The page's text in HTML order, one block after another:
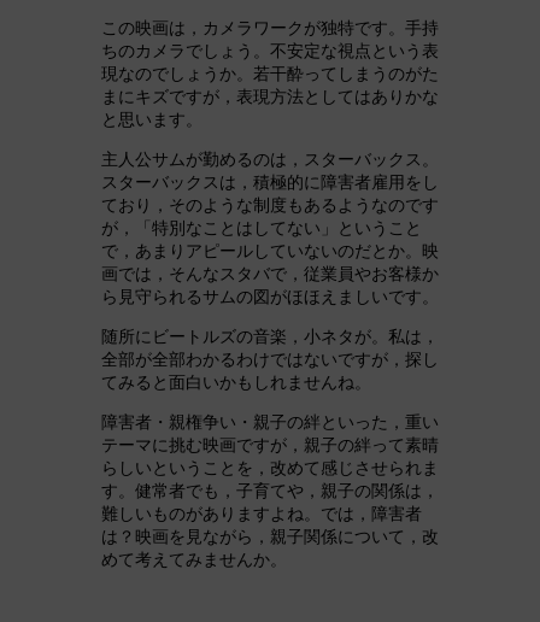
この映画は，カメラワークが独特です。手持
ちのカメラでしょう。不安定な視点という表
現なのでしょうか。若干酔ってしまうのがた
まにキズですが，表現方法としてはありかな
と思います。
主人公サムが勤めるのは，スターバックス。
スターバックスは，積極的に障害者雇用をし
ており，そのような制度もあるようなのです
が，「特別なことはしてない」ということ
で，あまりアピールしていないのだとか。映
画では，そんなスタバで，従業員やお客様か
ら見守られるサムの図がほほえましいです。
随所にビートルズの音楽，小ネタが。私は，
全部が全部わかるわけではないですが，探し
てみると面白いかもしれませんね。
障害者・親権争い・親子の絆といった，重い
テーマに挑む映画ですが，親子の絆って素晴
らしいということを，改めて感じさせられま
す。健常者でも，子育てや，親子の関係は，
難しいものがありますよね。では，障害者
は？映画を見ながら，親子関係について，改
めて考えてみませんか。